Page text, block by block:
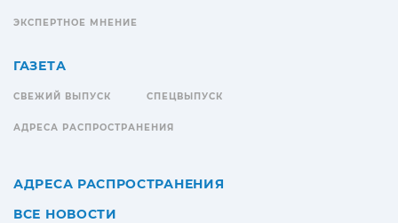
ЭКСПЕРТНОЕ МНЕНИЕ
ГАЗЕТА
СВЕЖИЙ ВЫПУСК СПЕЦВЫПУСК
АДРЕСА РАСПРОСТРАНЕНИЯ
АДРЕСА РАСПРОСТРАНЕНИЯ
ВСЕ НОВОСТИ